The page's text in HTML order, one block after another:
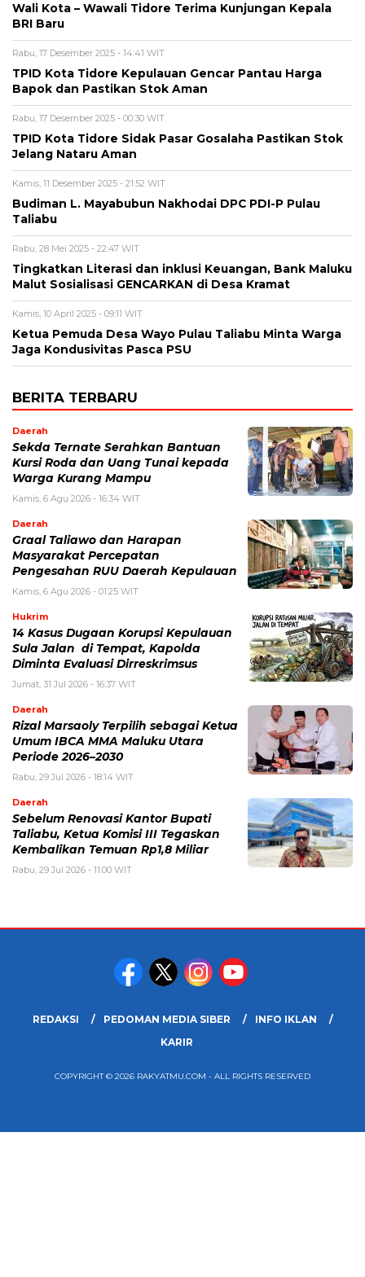
Wali Kota – Wawali Tidore Terima Kunjungan Kepala
BRI Baru
Rabu, 17 Desember 2025 - 14:41 WIT
TPID Kota Tidore Kepulauan Gencar Pantau Harga
Bapok dan Pastikan Stok Aman
Rabu, 17 Desember 2025 - 00:30 WIT
TPID Kota Tidore Sidak Pasar Gosalaha Pastikan Stok
Jelang Nataru Aman
Kamis, 11 Desember 2025 - 21:52 WIT
Budiman L. Mayabubun Nakhodai DPC PDI-P Pulau
Taliabu
Rabu, 28 Mei 2025 - 22:47 WIT
Tingkatkan Literasi dan inklusi Keuangan, Bank Maluku
Malut Sosialisasi GENCARKAN di Desa Kramat
Kamis, 10 April 2025 - 09:11 WIT
Ketua Pemuda Desa Wayo Pulau Taliabu Minta Warga
Jaga Kondusivitas Pasca PSU
BERITA TERBARU
Daerah
Sekda Ternate Serahkan Bantuan
Kursi Roda dan Uang Tunai kepada
Warga Kurang Mampu
Kamis, 6 Agu 2026 - 16:34 WIT
Daerah
Graal Taliawo dan Harapan
Masyarakat Percepatan
Pengesahan RUU Daerah Kepulauan
Kamis, 6 Agu 2026 - 01:25 WIT
Hukrim
14 Kasus Dugaan Korupsi Kepulauan
Sula Jalan di Tempat, Kapolda
Diminta Evaluasi Dirreskrimsus
Jumat, 31 Jul 2026 - 16:37 WIT
Daerah
Rizal Marsaoly Terpilih sebagai Ketua
Umum IBCA MMA Maluku Utara
Periode 2026–2030
Rabu, 29 Jul 2026 - 18:14 WIT
Daerah
Sebelum Renovasi Kantor Bupati
Taliabu, Ketua Komisi III Tegaskan
Kembalikan Temuan Rp1,8 Miliar
Rabu, 29 Jul 2026 - 11:00 WIT
REDAKSI PEDOMAN MEDIA SIBER
INFO IKLAN
KARIR
COPYRIGHT © 2026 RAKYATMU.COM - ALL RIGHTS RESERVED